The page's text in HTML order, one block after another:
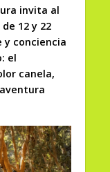
invita al
12 y 22
y conciencia
el
canela,